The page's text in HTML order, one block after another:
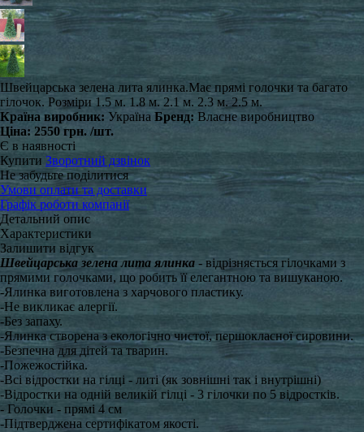
Швейцарська зелена лита ялинка. ​Має прямі голочки та багато
гілочок. Розміри 1.5 м. 1.8 м. 2.1 м. 2.3 м. 2.5 м.
Країна виробник: Україна Бренд: Власне виробництво
Ціна: 2550 грн. /шт.
Є в наявності
Купити Зворотний дзвінок
Не забудьте поділитися
Умови оплати та доставки
Графік роботи компанії
Детальний опис
Характеристики
Залишити відгук
Швейцарська зелена лита ялинка - відрізняється гілочками з
прямими голочками, що робить її елегантною та вишуканою.
-Ялинка виготовлена з харчового пластику.
-Не викликає алергії.
-Без запаху.
-Ялинка створена з екологічно чистої, першокласної сировини.
-Безпечна для дітей та тварин.
-Пожежостійка.
-Всі відростки на гілці - литі (як зовнішні так і внутрішні)
-Відростки на одній великій гілці - 3 гілочки по 5 відростків.
- Голочки - прямі 4 см
-Підтверджена сертифікатом якості.